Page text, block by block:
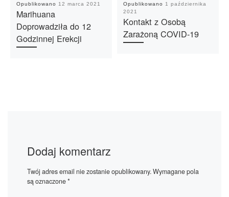
Opublikowano 12 marca 2021
Marihuana
Doprowadziła do 12
Godzinnej Erekcji
Opublikowano
1 października
2021
Kontakt z Osobą
Zarażoną COVID-19
Dodaj komentarz
Twój adres email nie zostanie opublikowany.Wymagane pola
są oznaczone*